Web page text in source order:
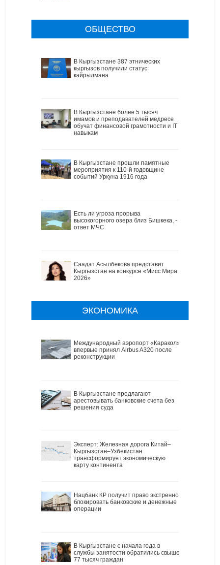
ОБЩЕСТВО
В Кыргызстане 387 этнических
кыргызов получили статус
кайрылмана
В Кыргызстане более 5 тысяч
имамов и преподавателей медресе
обучат финансовой грамотности и IT
навыкам
В Кыргызстане прошли памятные
мероприятия к 110-й годовщине
событий Уркуна 1916 года
Есть ли угроза прорыва
высокогорного озера близ Бишкека, -
ответ МЧС
Саадат Асылбекова представит
Кыргызстан на конкурсе «Мисс Мира
2026»
ЭКОНОМИКА
Международный аэропорт «Каракол»
впервые принял Airbus A320 после
реконструкции
В Кыргызстане предлагают
арестовывать банковские счета без
решения суда
Эксперт: Железная дорога Китай–
Кыргызстан–Узбекистан
трансформирует экономическую
карту континента
Нацбанк КР получит право экстренно
блокировать банковские и денежные
операции
В Кыргызстане с начала года в
службы занятости обратились свыше
77 тысяч граждан